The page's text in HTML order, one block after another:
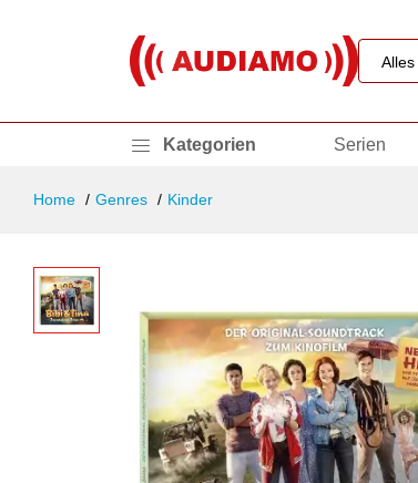
Kategorien Serien
Home Genres Kinder